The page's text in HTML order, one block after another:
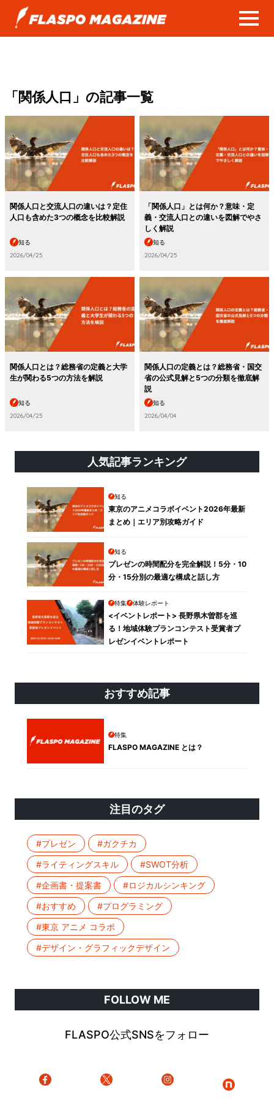
「関係人口」の記事一覧
関係人口と交流人口の違いは？定住
人口も含めた3つの概念を比較解説
知る
2026/04/25
「関係人口」とは何か？意味・定
義・交流人口との違いを図解でやさ
しく解説
知る
2026/04/25
関係人口とは？総務省の定義と大学
生が関わる5つの方法を解説
知る
2026/04/25
関係人口の定義とは？総務省・国交
省の公式見解と5つの分類を徹底解
説
知る
2026/04/04
人気記事ランキング
知る
東京のアニメコラボイベント2026年最新
まとめ｜エリア別攻略ガイド
知る
プレゼンの時間配分を完全解説！5分・10
分・15分別の最適な構成と話し方
特集 体験レポート
<イベントレポート> 長野県木曽郡を巡
る！地域体験プランコンテスト受賞者プ
レゼンイベントレポート
おすすめ記事
特集
FLASPO MAGAZINE とは？
注目のタグ
#プレゼン
#ガクチカ
#ライティングスキル
#SWOT分析
#企画書・提案書
#ロジカルシンキング
#おすすめ
#プログラミング
#東京 アニメ コラボ
#デザイン・グラフィックデザイン
FOLLOW ME
FLASPO公式SNSをフォロー